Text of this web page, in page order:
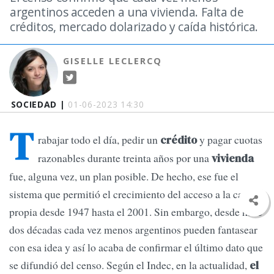
SOCIEDAD | 01-06-2023 14:30
argentinos acceden a una vivienda. Falta de
créditos, mercado dolarizado y caída histórica.
GISELLE LECLERCQ
T rabajar todo el día, pedir un créditoy pagar cuotas
razonables durante treinta años por unavivienda
fue, alguna vez, un plan posible. De hecho, ese fue el
sistema que permitió el crecimiento del acceso a la casa
propia desde 1947 hasta el 2001. Sin embargo, desde hace
dos décadas cada vez menos argentinos pueden fantasear
con esa idea y así lo acaba de confirmar el último dato que
se difundió del censo. Según el Indec, en la actualidad, el